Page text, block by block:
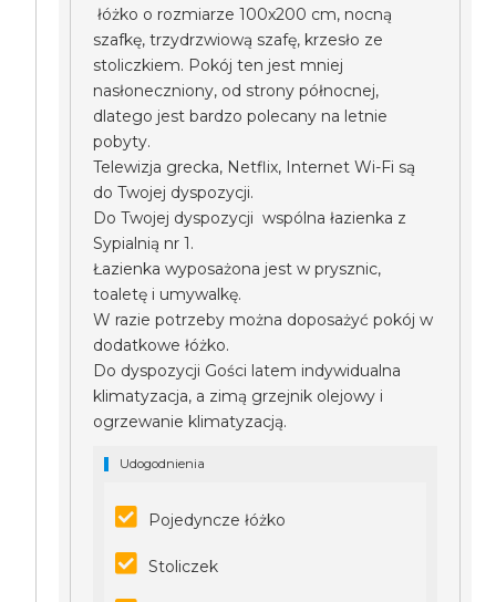
łóżko o rozmiarze 100x200 cm, nocną
szafkę, trzydrzwiową szafę, krzesło ze
stoliczkiem. Pokój ten jest mniej
nasłoneczniony, od strony północnej,
dlatego jest bardzo polecany na letnie
pobyty.
Telewizja grecka, Netflix, Internet Wi-Fi są
do Twojej dyspozycji.
Do Twojej dyspozycji wspólna łazienka z
Sypialnią nr 1.
Łazienka wyposażona jest w prysznic,
toaletę i umywalkę.
W razie potrzeby można doposażyć pokój w
dodatkowe łóżko.
Do dyspozycji Gości latem indywidualna
klimatyzacja, a zimą grzejnik olejowy i
ogrzewanie klimatyzacją.
Udogodnienia
Pojedyncze łóżko
Stoliczek